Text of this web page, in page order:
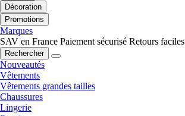
Décoration
Promotions
Marques
SAV en France Paiement sécurisé Retours faciles
Rechercher
Nouveautés
Vêtements
Vêtements grandes tailles
Chaussures
Lingerie